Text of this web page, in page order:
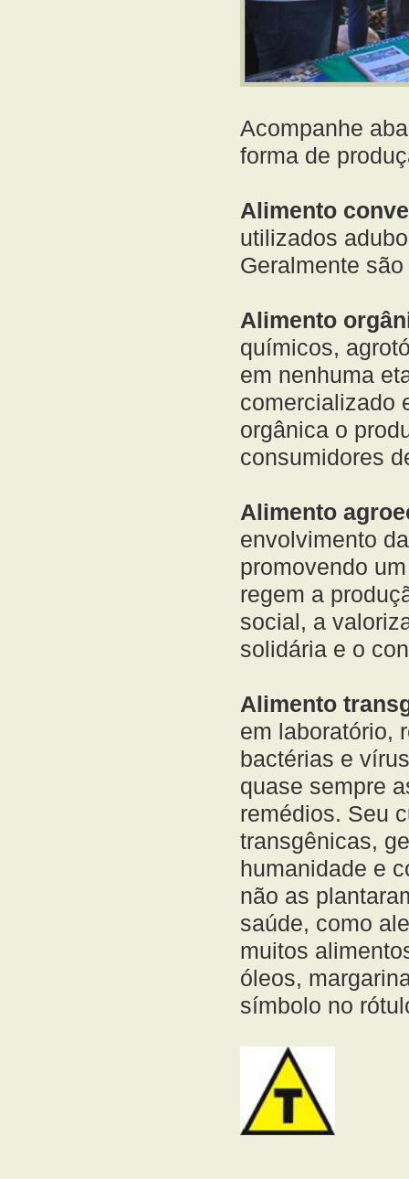
Acompanhe
forma de
Alimento
utilizados
Geralmente
Alimento
químicos,
em nenhuma
comercializado
orgânica o
consumidores
Alimento
envolvimento
promovendo
regem a
social, a
solidária e o
Alimento
em laboratório,
bactérias e
quase sempre
remédios. Seu
transgênicas,
humanidade e
não as
saúde, como
muitos
óleos,
símbolo no